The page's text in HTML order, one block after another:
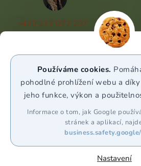
Používáme cookies.
pohodlné prohlížení webu a
jeho funkce, výkon a
Informace o tom, jak Google
stránek a aplikací,
Nastavení
+420 227 072 207
(Po - Pá 9:00 - 17:00)
WhatsApp